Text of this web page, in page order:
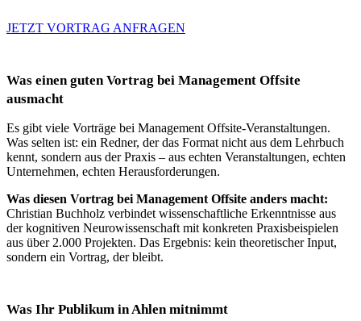
JETZT VORTRAG ANFRAGEN
Was einen guten Vortrag bei Management Offsite
ausmacht
Es gibt viele Vorträge bei Management Offsite-Veranstaltungen.
Was selten ist: ein Redner, der das Format nicht aus dem Lehrbuch
kennt, sondern aus der Praxis – aus echten Veranstaltungen, echten
Unternehmen, echten Herausforderungen.
Was diesen Vortrag bei Management Offsite anders macht:
Christian Buchholz verbindet wissenschaftliche Erkenntnisse aus
der kognitiven Neurowissenschaft mit konkreten Praxisbeispielen
aus über 2.000 Projekten. Das Ergebnis: kein theoretischer Input,
sondern ein Vortrag, der bleibt.
Was Ihr Publikum in Ahlen mitnimmt